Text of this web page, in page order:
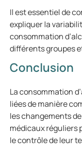
Il est essentiel de
expliquer la
consommation
différents groupes
Conclusion
La consommation
liées de manière
les changements
médicaux réguliers
le contrôle de leur